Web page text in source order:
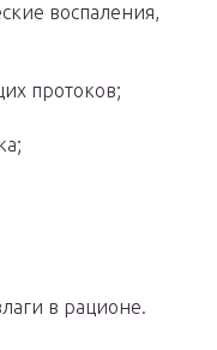
воспаления,
протоков;
в рационе.